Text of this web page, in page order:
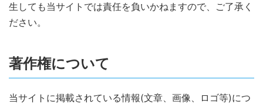
生しても当サイトでは責任を負いかねますので、ご了承く
ださい。
著作権について
当サイトに掲載されている情報(文章、画像、ロゴ等)につ